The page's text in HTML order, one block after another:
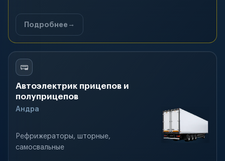
Подробнее
Автоэлектрик прицепов и
полуприцепов
Андра
Рефрижераторы, шторные,
самосвальные